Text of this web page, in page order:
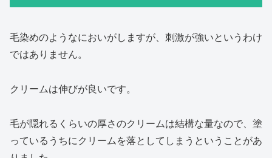
毛染めのようなにおいがしますが、刺激が強いというわけ
ではありません。
クリームは伸びが良いです。
毛が隠れるくらいの厚さのクリームは結構な量なので、塗
っているうちにクリームを落としてしまうということがあ